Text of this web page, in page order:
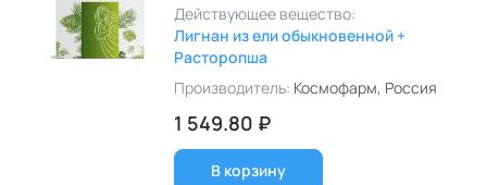
Действующее вещество:
Лигнан из ели обыкновенной +
Расторопша
Производитель: Космофарм, Россия
1 549.80 ₽
В корзину